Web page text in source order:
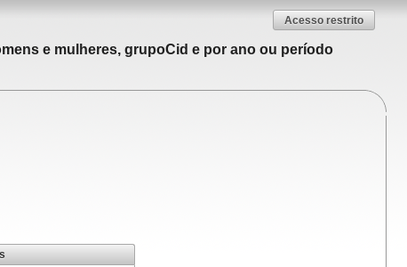
Acesso restrito
e mulheres, grupoCid e por ano ou período